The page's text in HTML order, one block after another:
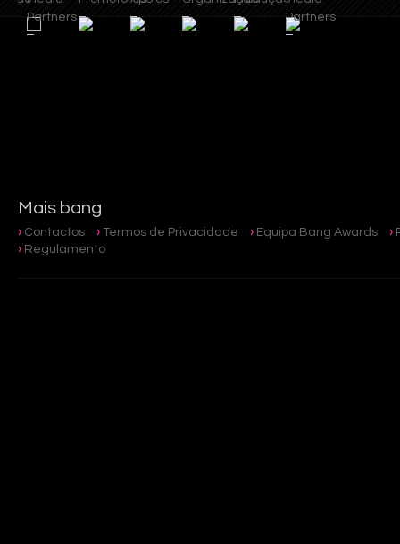
Partners
Mais bang
Contactos Termos de Privacidade Equipa Bang Awards
Regulamento